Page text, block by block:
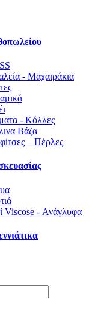
- Μαχαιράκια
- Κόλλες
Βάζα
– Πέρλες
Viscose - Ανάγλυφα